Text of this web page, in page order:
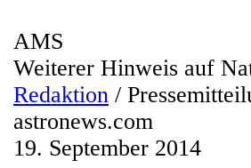
AMS
Weiterer Hinweis auf
Redaktion /
astronews.com
19. September 2014